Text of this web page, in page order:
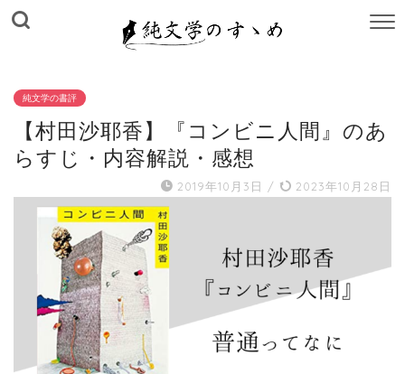
純文学の書評
【村田沙耶香】『コンビニ人間』のあ
らすじ・内容解説・感想
2019年10月3日 / 2023年10月28日